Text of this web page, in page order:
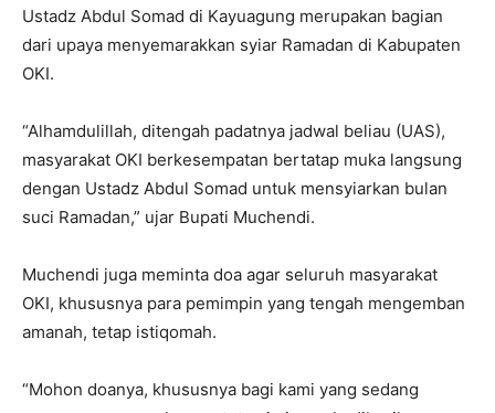
Ustadz Abdul Somad di Kayuagung merupakan bagian
dari upaya menyemarakkan syiar Ramadan di Kabupaten
OKI.
“Alhamdulillah, ditengah padatnya jadwal beliau (UAS),
masyarakat OKI berkesempatan bertatap muka langsung
dengan Ustadz Abdul Somad untuk mensyiarkan bulan
suci Ramadan,” ujar Bupati Muchendi.
Muchendi juga meminta doa agar seluruh masyarakat
OKI, khususnya para pemimpin yang tengah mengemban
amanah, tetap istiqomah.
“Mohon doanya, khususnya bagi kami yang sedang